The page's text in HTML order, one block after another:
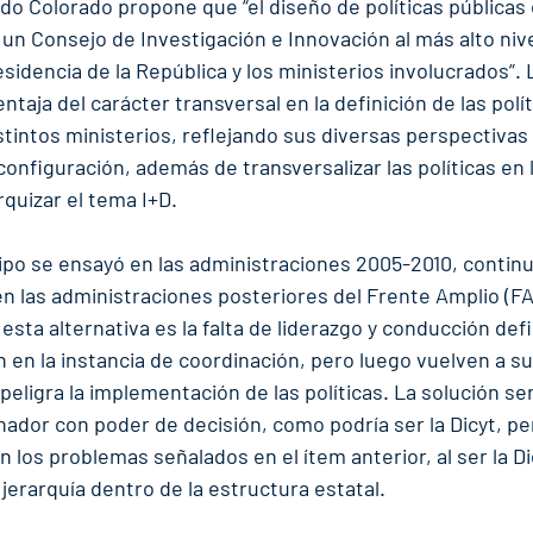
Colorado propone que “el diseño de políticas
Consejo de Investigación e Innovación al más alto
de la República y los ministerios involucrados”.
del carácter transversal en la definición de las
ministerios, reflejando sus diversas
además de transversalizar las políticas
el tema I+D.
se ensayó en las administraciones 2005-2010,
las administraciones posteriores del Frente Amplio
alternativa es la falta de liderazgo y conducción
la instancia de coordinación, pero luego vuelven a
la implementación de las políticas. La solución
con poder de decisión, como podría ser la Dicyt,
los problemas señalados en el ítem anterior, al ser la
dentro de la estructura estatal.